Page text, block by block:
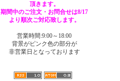
頂きます。
期間中のご注文・お問合せは8/17
より順次ご対応致します。
営業時間:9:00～18:00
背景がピンク色の部分が
非営業日となっております